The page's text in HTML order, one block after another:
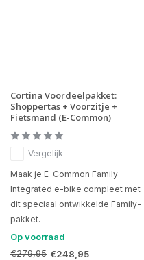
Cortina Voordeelpakket:
Shoppertas + Voorzitje +
Fietsmand (E-Common)
Vergelijk
Maak je E-Common Family
Integrated e-bike compleet met
dit speciaal ontwikkelde Family-
pakket.
Op voorraad
€279,95 €248,95